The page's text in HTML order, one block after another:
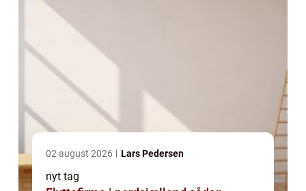
02 august 2026 Lars Pedersen
nyt tag